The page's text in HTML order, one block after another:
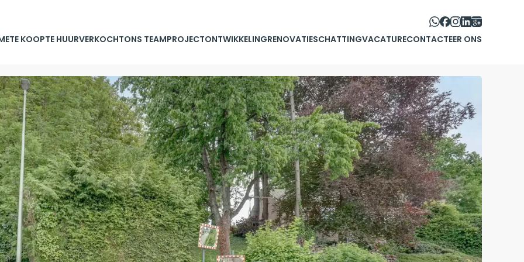
TE KOOPTE HUURVERKOCHTONS TEAMPROJECTONTWIKKELINGRENOVATIESCHATTINGVACATURECONTACTEER ONS